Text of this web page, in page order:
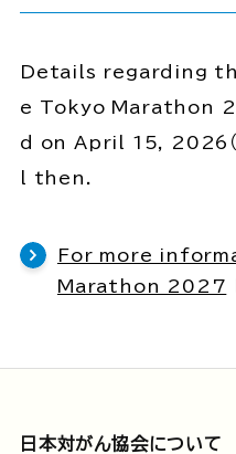
Details regarding
e Tokyo Marathon
d on April 15, 2026
l then.
For more
Marathon 2027
日本対がん協会について